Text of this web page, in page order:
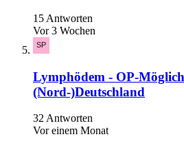
15 Antworten
Vor 3 Wochen
Lymphödem - OP-
(Nord-)Deutschland
32 Antworten
Vor einem Monat